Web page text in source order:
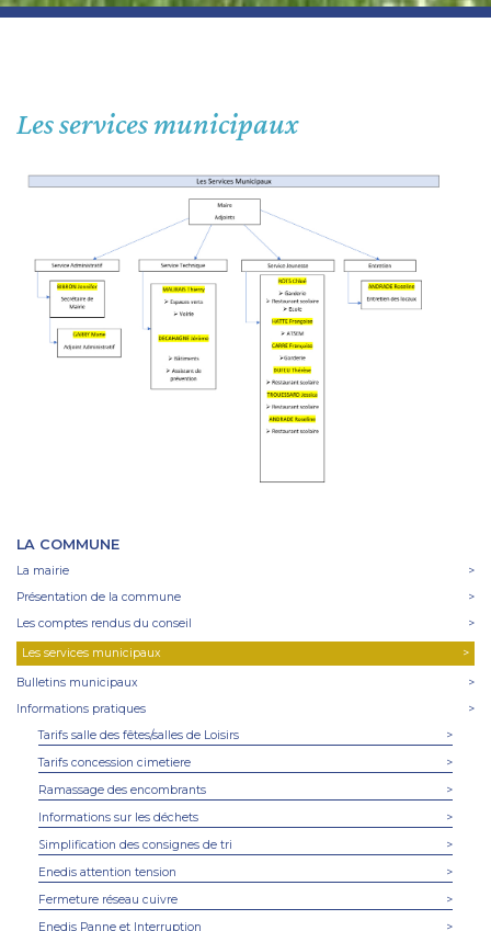
Les services municipaux
LA COMMUNE
La mairie
>
Présentation de la commune
>
Les comptes rendus du conseil
>
Les services municipaux >
Bulletins municipaux
>
Informations pratiques
>
Tarifs salle des fêtes/salles de Loisirs
>
Tarifs concession cimetiere
>
Ramassage des encombrants
>
Informations sur les déchets
>
Simplification des consignes de tri
>
Enedis attention tension
>
Fermeture réseau cuivre
>
Enedis Panne et Interruption
>